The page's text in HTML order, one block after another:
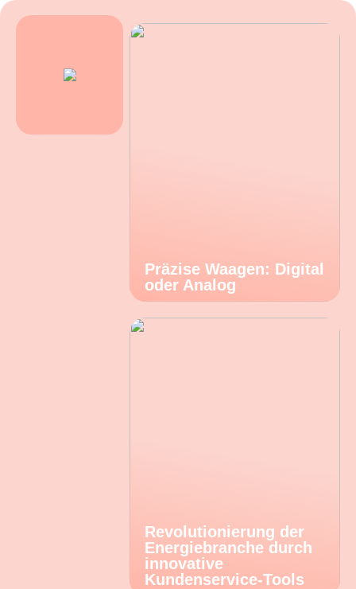
Präzise Waagen: Digital
oder Analog
Revolutionierung der
Energiebranche durch
innovative
Kundenservice-Tools